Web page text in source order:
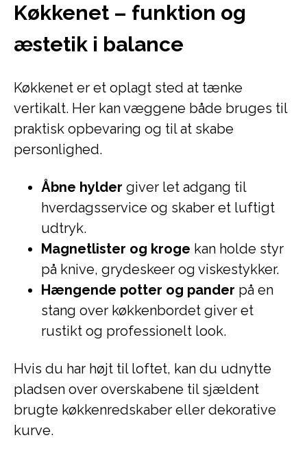
Køkkenet – funktion og
æstetik i balance
Køkkenet er et oplagt sted at tænke
vertikalt. Her kan væggene både bruges til
praktisk opbevaring og til at skabe
personlighed.
Åbne hylder giver let adgang til
hverdagsservice og skaber et luftigt
udtryk.
Magnetlister og kroge kan holde styr
på knive, grydeskeer og viskestykker.
Hængende potter og pander på en
stang over køkkenbordet giver et
rustikt og professionelt look.
Hvis du har højt til loftet, kan du udnytte
pladsen over overskabene til sjældent
brugte køkkenredskaber eller dekorative
kurve.